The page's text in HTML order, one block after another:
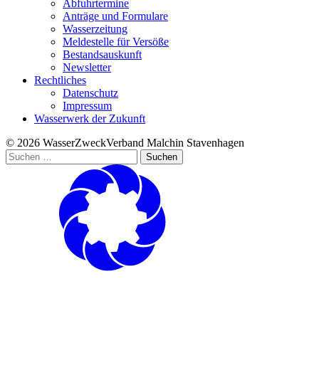
Abfuhrtermine
Anträge und Formulare
Wasserzeitung
Meldestelle für Versöße
Bestandsauskunft
Newsletter
Rechtliches
Datenschutz
Impressum
Wasserwerk der Zukunft
© 2026 WasserZweckVerband­ Malchin Stavenhagen